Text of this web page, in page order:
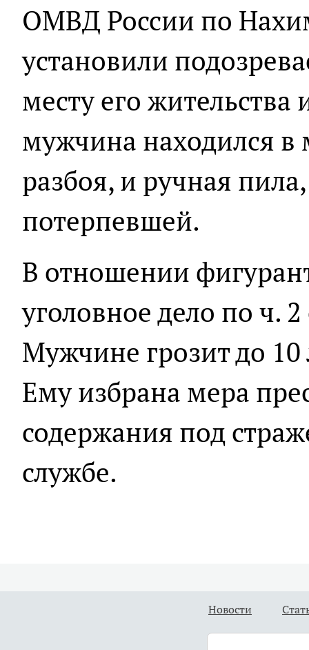
ОМВД России по
установили
месту его
мужчина находился
разбоя, и ручная
потерпевшей.
В отношении
уголовное дело по ч.
Мужчине грозит до
Ему избрана мера
содержания под
службе.
Новости